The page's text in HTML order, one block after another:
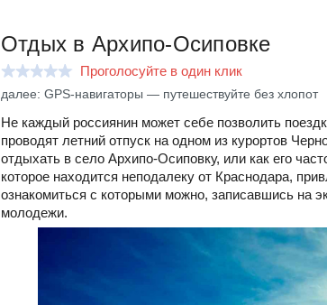
Отдых в Архипо-Осиповке
Проголосуйте в один клик
далее: GPS-навигаторы — путешествуйте без хлопот
Не каждый россиянин может себе позволить
проводят летний отпуск на одном из курортов
отдыхать в село Архипо-Осиповку, или как его
которое находится неподалеку от Краснодара,
ознакомиться с которыми можно, записавшись на
молодежи.